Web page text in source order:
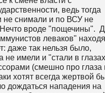
ведь тогда
не снимали и по ВСУ не
вроде "пощечины".
леваков"
даже так нельзя было,
не имели и "стали в глазах
(смешно про глаза
хотят всегда жертвой
дождаться нападения на